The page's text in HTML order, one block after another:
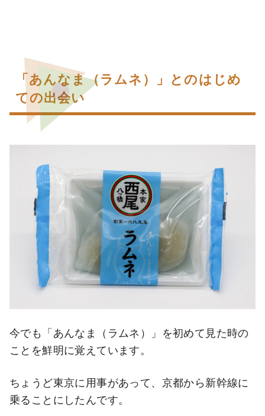
「あんなま（ラムネ）」とのはじめ
ての出会い
今でも「あんなま（ラムネ）」を初めて見た時の
ことを鮮明に覚えています。
ちょうど東京に用事があって、京都から新幹線に
乗ることにしたんです。